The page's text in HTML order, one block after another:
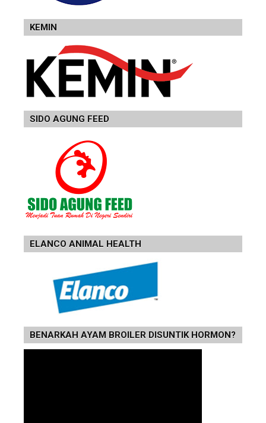
KEMIN
SIDO AGUNG FEED
ELANCO ANIMAL HEALTH
BENARKAH AYAM BROILER DISUNTIK HORMON?